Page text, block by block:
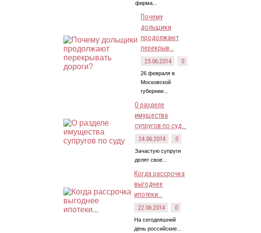
фирма...
Почему
дольщики
продолжают
перекрыв...
25.06.2014 0
26 февраля в
Московской
губернии...
О разделе
имущества
супругов по суд...
24.06.2014 0
Зачастую супруги
делят свое...
Когда рассрочка
выгоднее
ипотеки...
22.06.2014 0
На сегодняшний
день российские...